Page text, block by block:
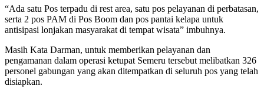
“Ada satu Pos terpadu di rest area, satu pos pelayanan di perbatasan,
serta 2 pos PAM di Pos Boom dan pos pantai kelapa untuk
antisipasi lonjakan masyarakat di tempat wisata” imbuhnya.
Masih Kata Darman, untuk memberikan pelayanan dan
pengamanan dalam operasi ketupat Semeru tersebut melibatkan 326
personel gabungan yang akan ditempatkan di seluruh pos yang telah
disiapkan.